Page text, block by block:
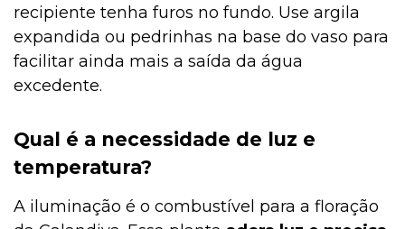
recipiente tenha furos no fundo. Use argila
expandida ou pedrinhas na base do vaso para
facilitar ainda mais a saída da água
excedente.
Qual é a necessidade de luz e
temperatura?
A iluminação é o combustível para a floração